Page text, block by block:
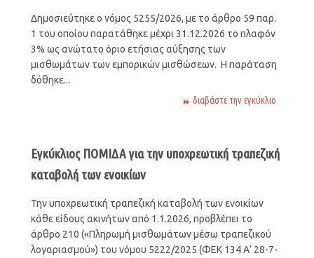
Δημοσιεύτηκε ο νόμος 5255/2026, με το άρθρο 59 παρ.
1 του οποίου παρατάθηκε μέχρι 31.12.2026 το πλαφόν
3% ως ανώτατο όριο ετήσιας αύξησης των
μισθωμάτων των εμπορικών μισθώσεων. Η παράταση
δόθηκε...
διαβάστε την εγκύκλιο
Εγκύκλιος ΠΟΜΙΔΑ για την υποχρεωτική τραπεζική
καταβολή των ενοικίων
Την υποχρεωτική τραπεζική καταβολή των ενοικίων
κάθε είδους ακινήτων από 1.1.2026, προβλέπει το
άρθρο 210 («Πληρωμή μισθωμάτων μέσω τραπεζικού
λογαριασμού») του νόμου 5222/2025 (ΦΕΚ 134 Α’ 28-7-